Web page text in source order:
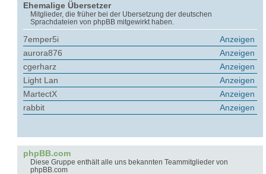
Ehemalige Übersetzer
Mitglieder, die früher bei der Übersetzung der deutschen
Sprachdateien von phpBB mitgewirkt haben.
Anzeigen
7emper5i
Anzeigen
aurora876
Anzeigen
cgerharz
Anzeigen
Light Lan
Anzeigen
MartectX
Anzeigen
rabbit
phpBB.com
Diese Gruppe enthält alle uns bekannten Teammitglieder von
phpBB.com